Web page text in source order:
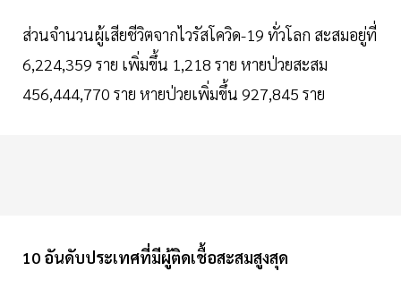
ส่วนจำนวนผู้เสียชีวิตจากไวรัสโควิด-19 ทั่วโลก สะสมอยู่ที่
6,224,359 ราย เพิ่มขึ้น 1,218 ราย หายป่วยสะสม
456,444,770 ราย หายป่วยเพิ่มขึ้น 927,845 ราย
10 อันดับประเทศที่มีผู้ติดเชื้อสะสมสูงสุด